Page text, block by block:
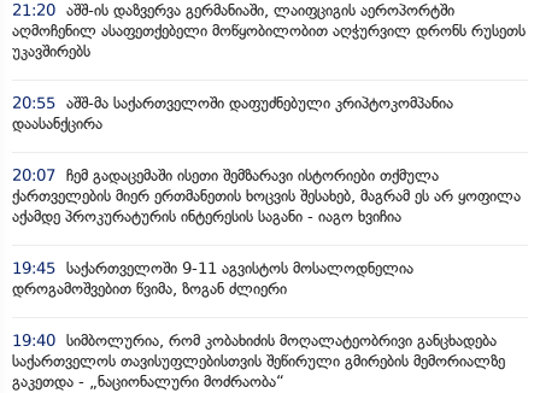
21:20 აშშ-ის დაზვერვა გერმანიაში, ლაიფციგის აეროპორტში
აღმოჩენილ ასაფეთქებელი მოწყობილობით აღჭურვილ დრონს რუსეთს
უკავშირებს
20:55 აშშ-მა საქართველოში დაფუძნებული კრიპტოკომპანია
დაასანქცირა
20:07 ჩემ გადაცემაში ისეთი შემზარავი ისტორიები თქმულა
ქართველების მიერ ერთმანეთის ხოცვის შესახებ, მაგრამ ეს არ ყოფილა
აქამდე პროკურატურის ინტერესის საგანი - იაგო ხვიჩია
19:45 საქართველოში 9-11 აგვისტოს მოსალოდნელია
დროგამოშვებით წვიმა, ზოგან ძლიერი
19:40 სიმბოლურია, რომ კობახიძის მოღალატეობრივი განცხადება
საქართველოს თავისუფლებისთვის შეწირული გმირების მემორიალზე
გაკეთდა - „ნაციონალური მოძრაობა“